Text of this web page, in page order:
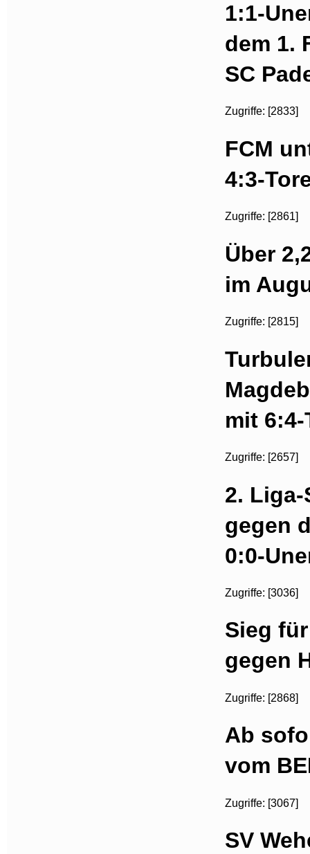
1:1-
dem 1.
SC
Zugriffe: [2833]
FCM
4:3-
Zugriffe: [2861]
Über
im
Zugriffe: [2815]
mit 6:4-
Zugriffe: [2657]
2. Liga-
gegen
0:0-
Zugriffe: [3036]
Sieg
gegen
Zugriffe: [2868]
Ab
vom
Zugriffe: [3067]
SV